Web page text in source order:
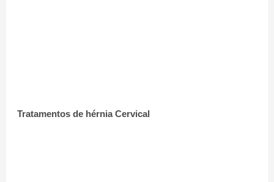
Tratamentos de hérnia Cervical